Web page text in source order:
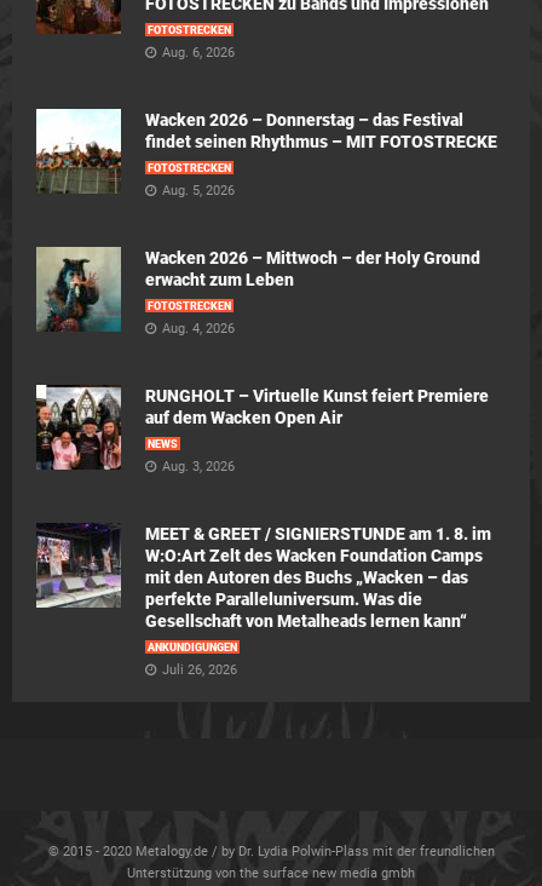
FOTOSTRECKEN
Aug. 6, 2026
Wacken 2026 – Donnerstag – das Festival
findet seinen Rhythmus – MIT FOTOSTRECKE
FOTOSTRECKEN
Aug. 5, 2026
Wacken 2026 – Mittwoch – der Holy Ground
erwacht zum Leben
FOTOSTRECKEN
Aug. 4, 2026
RUNGHOLT – Virtuelle Kunst feiert Premiere
auf dem Wacken Open Air
NEWS
Aug. 3, 2026
MEET & GREET / SIGNIERSTUNDE am 1. 8. im
W:O:Art Zelt des Wacken Foundation Camps
mit den Autoren des Buchs „Wacken – das
perfekte Paralleluniversum. Was die
Gesellschaft von Metalheads lernen kann“
ANKÜNDIGUNGEN
Juli 26, 2026
© 2015 - 2020 Metalogy.de / by Dr. Lydia Polwin-Plass mit der freundlichen
Unterstützung von the surface new media gmbh